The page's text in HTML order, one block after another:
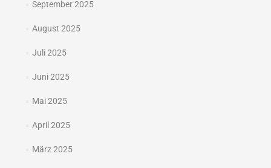
September 2025
August 2025
Juli 2025
Juni 2025
Mai 2025
April 2025
März 2025